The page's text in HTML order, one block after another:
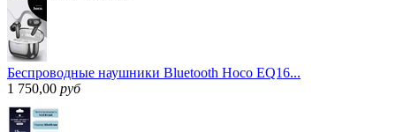
Беспроводные наушники Bluetooth Hoco EQ16...
1 750,00 руб